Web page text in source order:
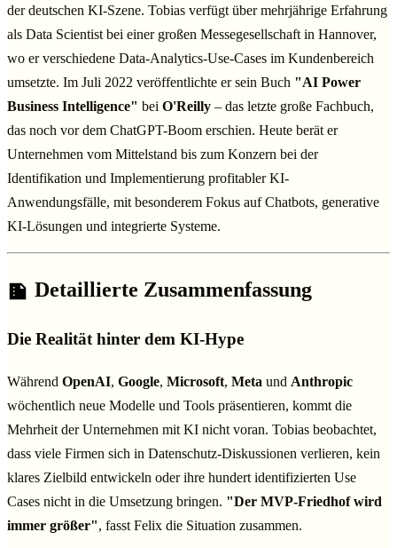
der deutschen KI-Szene. Tobias verfügt über mehrjährige Erfahrung
als Data Scientist bei einer großen Messegesellschaft in Hannover,
wo er verschiedene Data-Analytics-Use-Cases im Kundenbereich
umsetzte. Im Juli 2022 veröffentlichte er sein Buch "AI Power
Business Intelligence" bei O'Reilly – das letzte große Fachbuch,
das noch vor dem ChatGPT-Boom erschien. Heute berät er
Unternehmen vom Mittelstand bis zum Konzern bei der
Identifikation und Implementierung profitabler KI-
Anwendungsfälle, mit besonderem Fokus auf Chatbots, generative
KI-Lösungen und integrierte Systeme.
Detaillierte Zusammenfassung
Die Realität hinter dem KI-Hype
Während OpenAI, Google, Microsoft, Meta und Anthropic
wöchentlich neue Modelle und Tools präsentieren, kommt die
Mehrheit der Unternehmen mit KI nicht voran. Tobias beobachtet,
dass viele Firmen sich in Datenschutz-Diskussionen verlieren, kein
klares Zielbild entwickeln oder ihre hundert identifizierten Use
Cases nicht in die Umsetzung bringen. "Der MVP-Friedhof wird
immer größer", fasst Felix die Situation zusammen.